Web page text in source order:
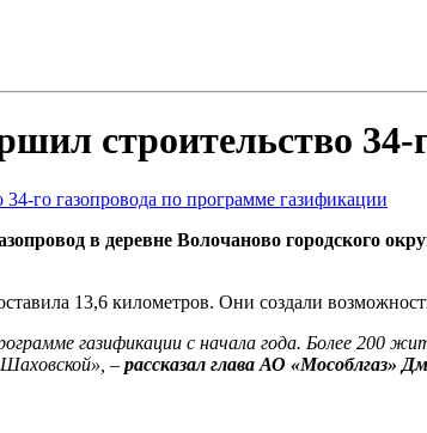
строительство
в деревне Волочаново городского
13,6 километров. Они создали
газификации с начала года. Более 200
– рассказал глава АО «Мособлгаз»